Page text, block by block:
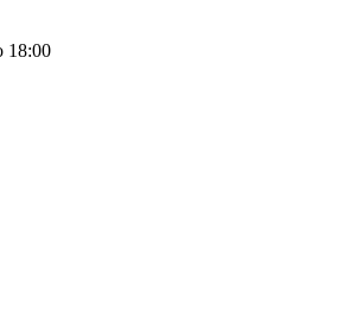
18:00